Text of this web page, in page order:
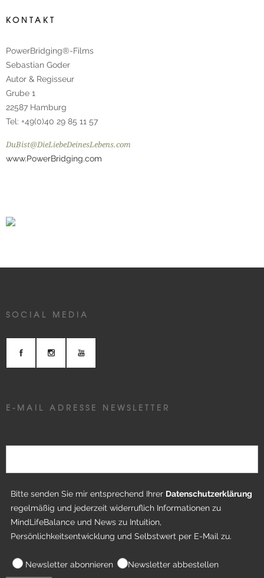
KONTAKT
PowerBridging®-Films
Sebastian Goder
Autor & Regisseur
Grube 1
22587 Hamburg
Tel: +49(0)40 29 85 11 57
DuBist@DieLiebeDeinesLebens.com
www.PowerBridging.com
SOCIAL MEDIA
E-MAIL ADRESSE NEWSLETTER
Bitte senden Sie mir entsprechend Ihrer Datenschutzerklärung
regelmäßig und jederzeit widerruflich Informationen zu
MindLifeBalance und News zu Intuition,
Persönlichkeitsentwicklung und Selbstwert per E-Mail zu.
Newsletter abonnieren Newsletter abbestellen